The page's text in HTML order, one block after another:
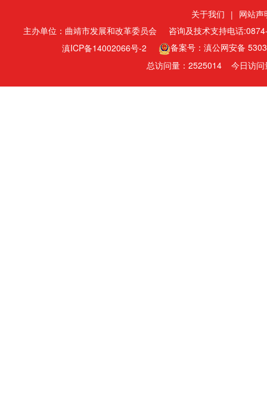
关于我们 | 网站声
主办单位：曲靖市发展和改革委员会
咨询及技术支持电话
滇ICP备14002066号-2
备案号：滇公网安备
总访问量： 2525014 今日访问